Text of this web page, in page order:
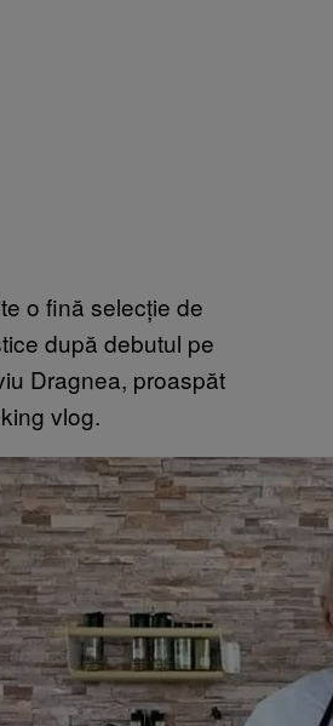
o fină selecție de
după debutul pe
Dragnea, proaspăt
vlog.